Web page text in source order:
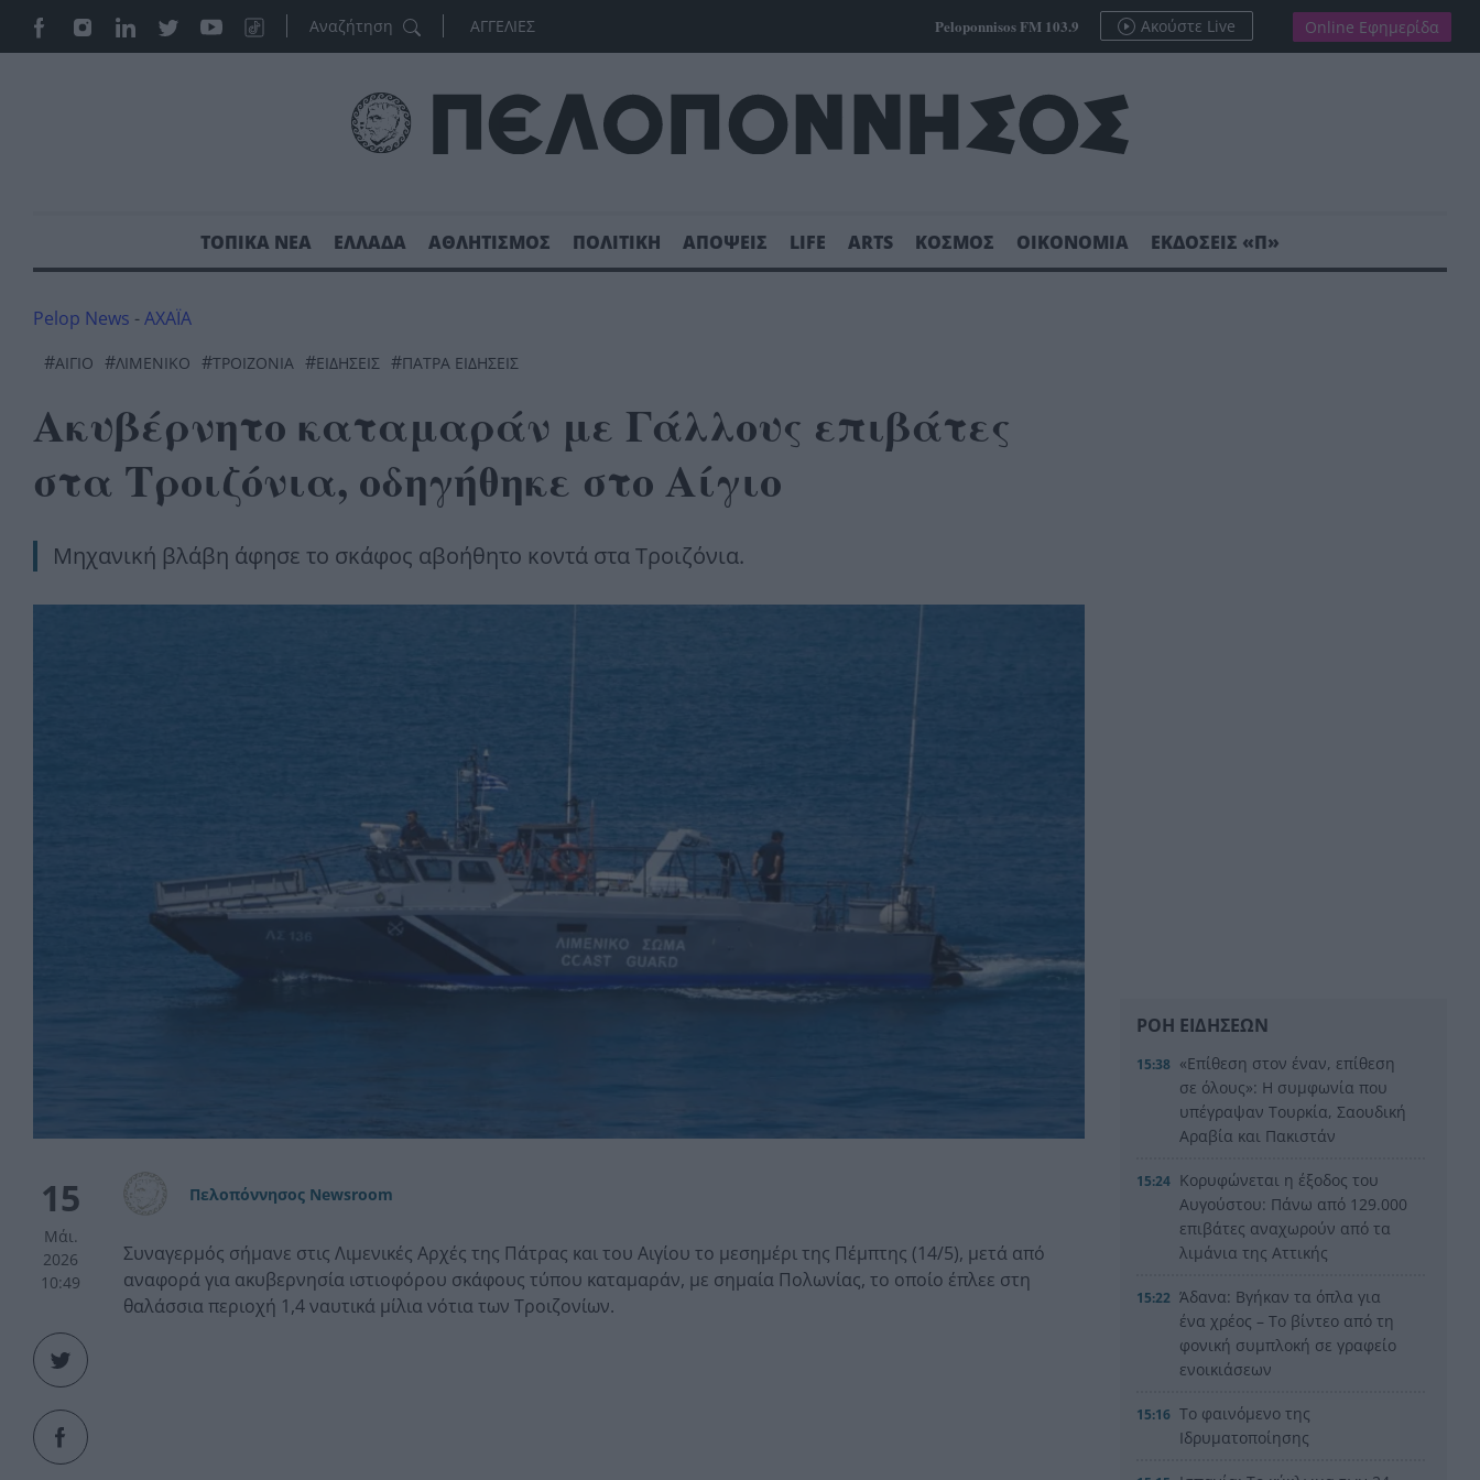
ΑΓΓΕΛΙΕΣ Peloponnisos FM 103.9 Ακούστε Live Online Εφημερίδα
ΤΟΠΙΚΑ ΝΕΑ ΕΛΛΑΔΑ ΑΘΛΗΤΙΣΜΟΣ ΠΟΛΙΤΙΚΗ ΑΠΟΨΕΙΣ LIFE ARTS ΚΟΣΜΟΣ ΟΙΚΟΝΟΜΙΑ ΕΚΔΟΣΕΙΣ «Π»
Pelop News -ΑΧΑΪΑ
#ΑΊΓΙΟ #ΛΙΜΕΝΙΚΌ #ΤΡΟΙΖΌΝΙΑ #ΕΙΔΗΣΕΙΣ #ΠΑΤΡΑ ΕΙΔΗΣΕΙΣ
Ακυβέρνητο καταμαράν με Γάλλους επιβάτες
στα Τροιζόνια, οδηγήθηκε στο Αίγιο
Μηχανική βλάβη άφησε το σκάφος αβοήθητο κοντά στα Τροιζόνια.
15
Μάι.
2026
10:49
Πελοπόννησος Newsroom
Συναγερμός σήμανε στις Λιμενικές Αρχές της Πάτρας και του Αιγίου το μεσημέρι της Πέμπτης (14/5), μετά από
αναφορά για ακυβερνησία ιστιοφόρου σκάφους τύπου καταμαράν, με σημαία Πολωνίας, το οποίο έπλεε στη
θαλάσσια περιοχή 1,4 ναυτικά μίλια νότια των Τροιζονίων.
ΡΟΗ ΕΙΔΗΣΕΩΝ
15:38 «Επίθεση στον έναν, επίθεση
σε όλους»: Η συμφωνία που
υπέγραψαν Τουρκία, Σαουδική
Αραβία και Πακιστάν
15:24 Κορυφώνεται η έξοδος του
Αυγούστου: Πάνω από 129.000
επιβάτες αναχωρούν από τα
λιμάνια της Αττικής
15:22 Άδανα: Βγήκαν τα όπλα για
ένα χρέος – Το βίντεο από τη
φονική συμπλοκή σε γραφείο
ενοικιάσεων
15:16 Το φαινόμενο της
Ιδρυματοποίησης